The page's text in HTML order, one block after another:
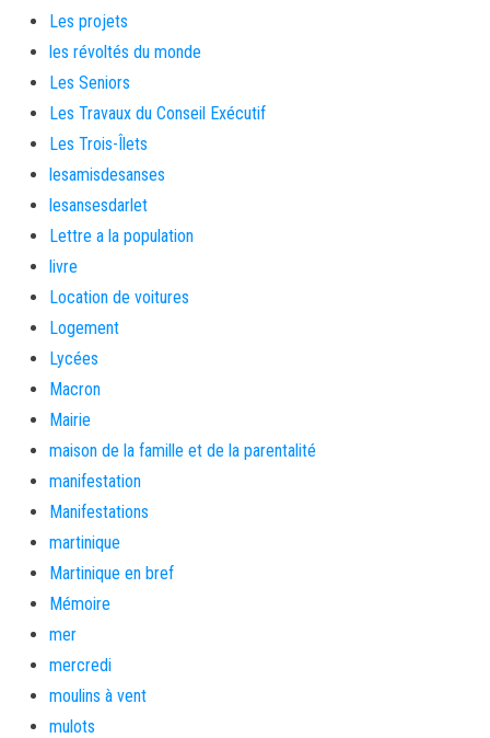
Les projets
les révoltés du monde
Les Seniors
Les Travaux du Conseil Exécutif
Les Trois-Îlets
lesamisdesanses
lesansesdarlet
Lettre a la population
livre
Location de voitures
Logement
Lycées
Macron
Mairie
maison de la famille et de la parentalité
manifestation
Manifestations
martinique
Martinique en bref
Mémoire
mer
mercredi
moulins à vent
mulots